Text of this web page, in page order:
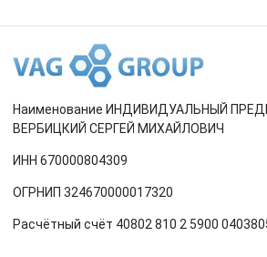
Toyota
Volvo
Наименование ИНДИВИДУАЛЬНЫЙ
ВЕРБИЦКИЙ СЕРГЕЙ МИХАЙЛОВИЧ
ИНН 670000804309
ОГРНИП 324670000017320
Расчётный счёт 40802 810 2 5900